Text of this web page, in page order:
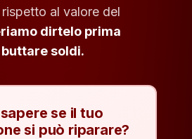
al valore del
dirtelo prima
soldi.
se il tuo
si può riparare?